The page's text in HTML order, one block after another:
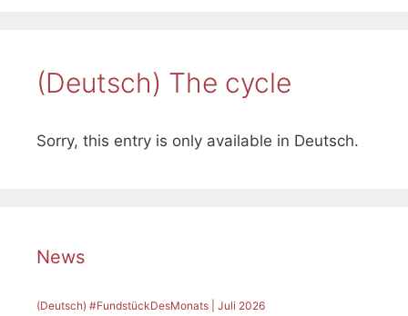
(Deutsch) The cycle
Sorry, this entry is only available in Deutsch.
News
(Deutsch) #FundstückDesMonats | Juli 2026